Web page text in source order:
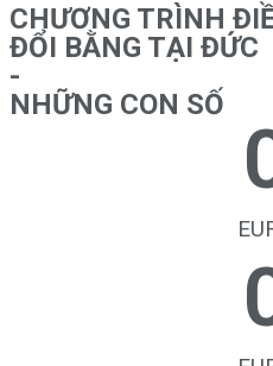
CHƯƠNG TRÌNH
ĐỔI BẰNG TẠI ĐỨC
-
NHỮNG CON SỐ